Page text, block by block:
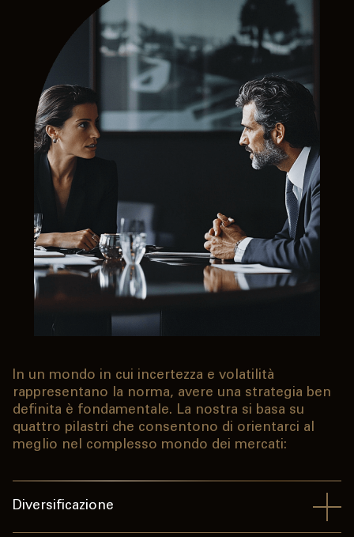
In un mondo in cui incertezza e volatilità
rappresentano la norma, avere una strategia ben
definita è fondamentale. La nostra si basa su
quattro pilastri che consentono di orientarci al
meglio nel complesso mondo dei mercati:
Diversificazione